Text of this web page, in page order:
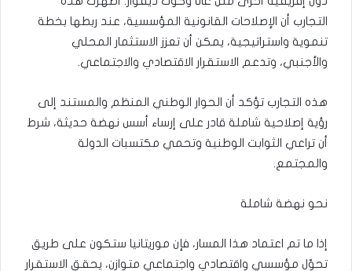
التجارب أن الإصلاحات القانونية المؤسسية، عند ربطها بخطة
تنموية واستراتيجية، يمكن أن تعزز الاستثمار المحلي
والأجنبي، وتدعم الاستقرار الاقتصادي والاجتماعي.
هذه التجارب تؤكد أن الحوار الوطني المنظم والمستند إلى
رؤية إصلاحية شاملة قادر على إرساء أسس نهضة حديثة، شرط
أن تراعي الثوابت الوطنية وتحمي مكتسبات الدولة
والمجتمع.
نحو نهضة شاملة
إذا ما تم اعتماد هذا المسار، فإن موريتانيا ستكون على طريق
تحوّل مؤسسي واقتصادي واجتماعي متوازن، يحقق الاستقرار